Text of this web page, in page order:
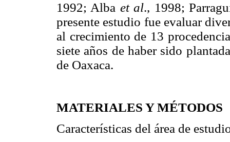
1992; Alba et al., 1998;
presente estudio fue evaluar
al crecimiento de 13
siete años de haber sido
de Oaxaca.
MATERIALES Y MÉTODOS
Características del área de